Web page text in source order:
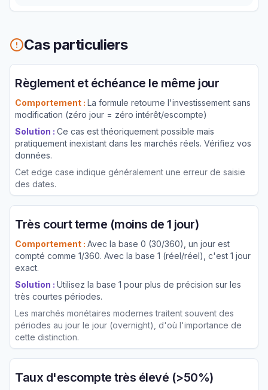
Cas particuliers
Règlement et échéance le même jour
Comportement : La formule retourne l'investissement sans
modification (zéro jour = zéro intérêt/escompte)
Solution : Ce cas est théoriquement possible mais
pratiquement inexistant dans les marchés réels. Vérifiez vos
données.
Cet edge case indique généralement une erreur de saisie
des dates.
Très court terme (moins de 1 jour)
Comportement : Avec la base 0 (30/360), un jour est
compté comme 1/360. Avec la base 1 (réel/réel), c'est 1 jour
exact.
Solution : Utilisez la base 1 pour plus de précision sur les
très courtes périodes.
Les marchés monétaires modernes traitent souvent des
périodes au jour le jour (overnight), d'où l'importance de
cette distinction.
Taux d'escompte très élevé (>50%)